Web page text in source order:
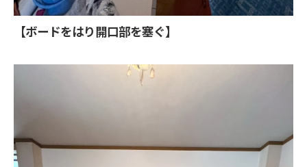
【ボードをはり開口部を塞ぐ】